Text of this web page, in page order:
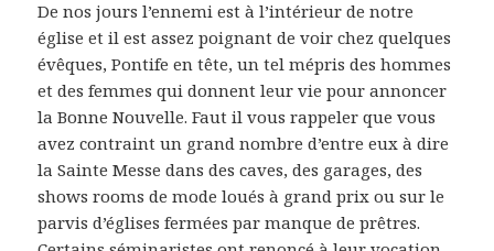
De nos jours l’ennemi est à l’intérieur de notre
église et il est assez poignant de voir chez quelques
évêques, Pontife en tête, un tel mépris des hommes
et des femmes qui donnent leur vie pour annoncer
la Bonne Nouvelle. Faut il vous rappeler que vous
avez contraint un grand nombre d’entre eux à dire
la Sainte Messe dans des caves, des garages, des
shows rooms de mode loués à grand prix ou sur le
parvis d’églises fermées par manque de prêtres.